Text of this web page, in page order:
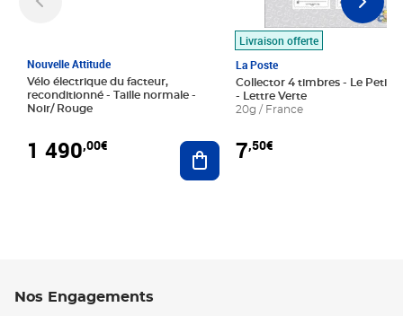
Nouvelle Attitude
Vélo électrique du facteur,
reconditionné - Taille normale -
Noir/ Rouge
1 490,00€ Ajouter au panier
Livraison offerte
La Poste
Collector 4 timbres - Le Petit
- Lettre Verte
20g / France
7,50€
Nos Engagements